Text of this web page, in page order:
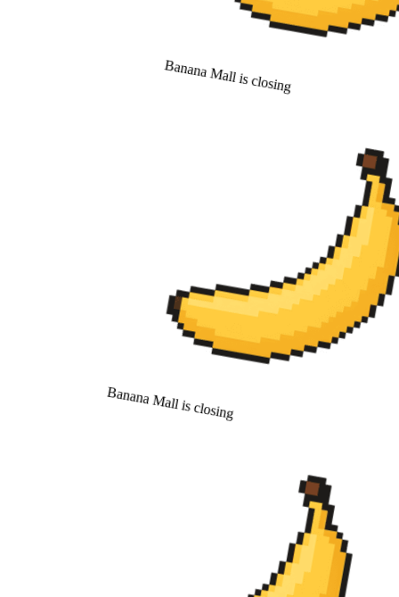
Banana Mall is closing
Banana Mall is closing